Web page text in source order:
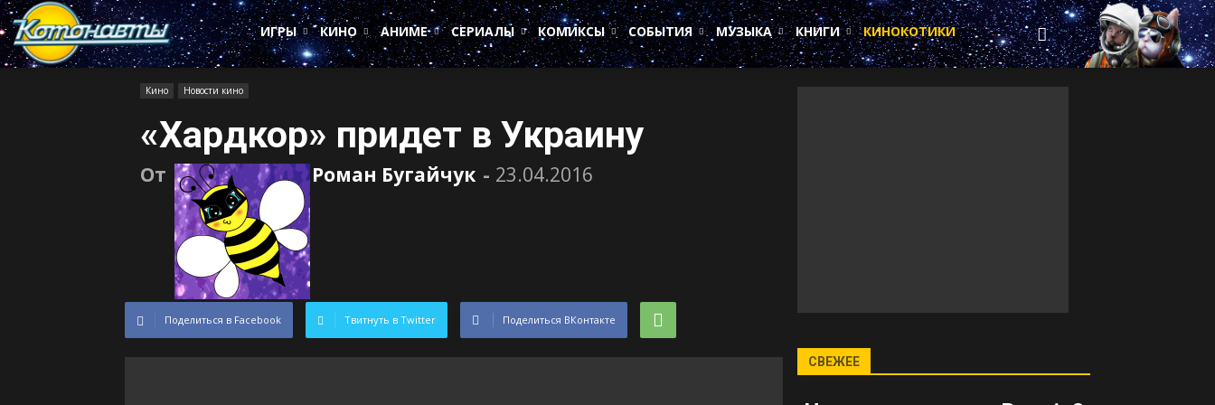
Котонавты
ИГРЫ
КИНО АНИМЕ СЕРИАЛЫ КОМИКСЫ СОБЫТИЯ МУЗЫКА КНИГИ КИНОКОТИКИ
Кино Новости кино
«Хардкор» придет в Украину
От Роман Бугайчук - 23.04.2016
Поделиться в Facebook Твитнуть в Twitter Поделиться ВКонтакте
СВЕЖЕЕ